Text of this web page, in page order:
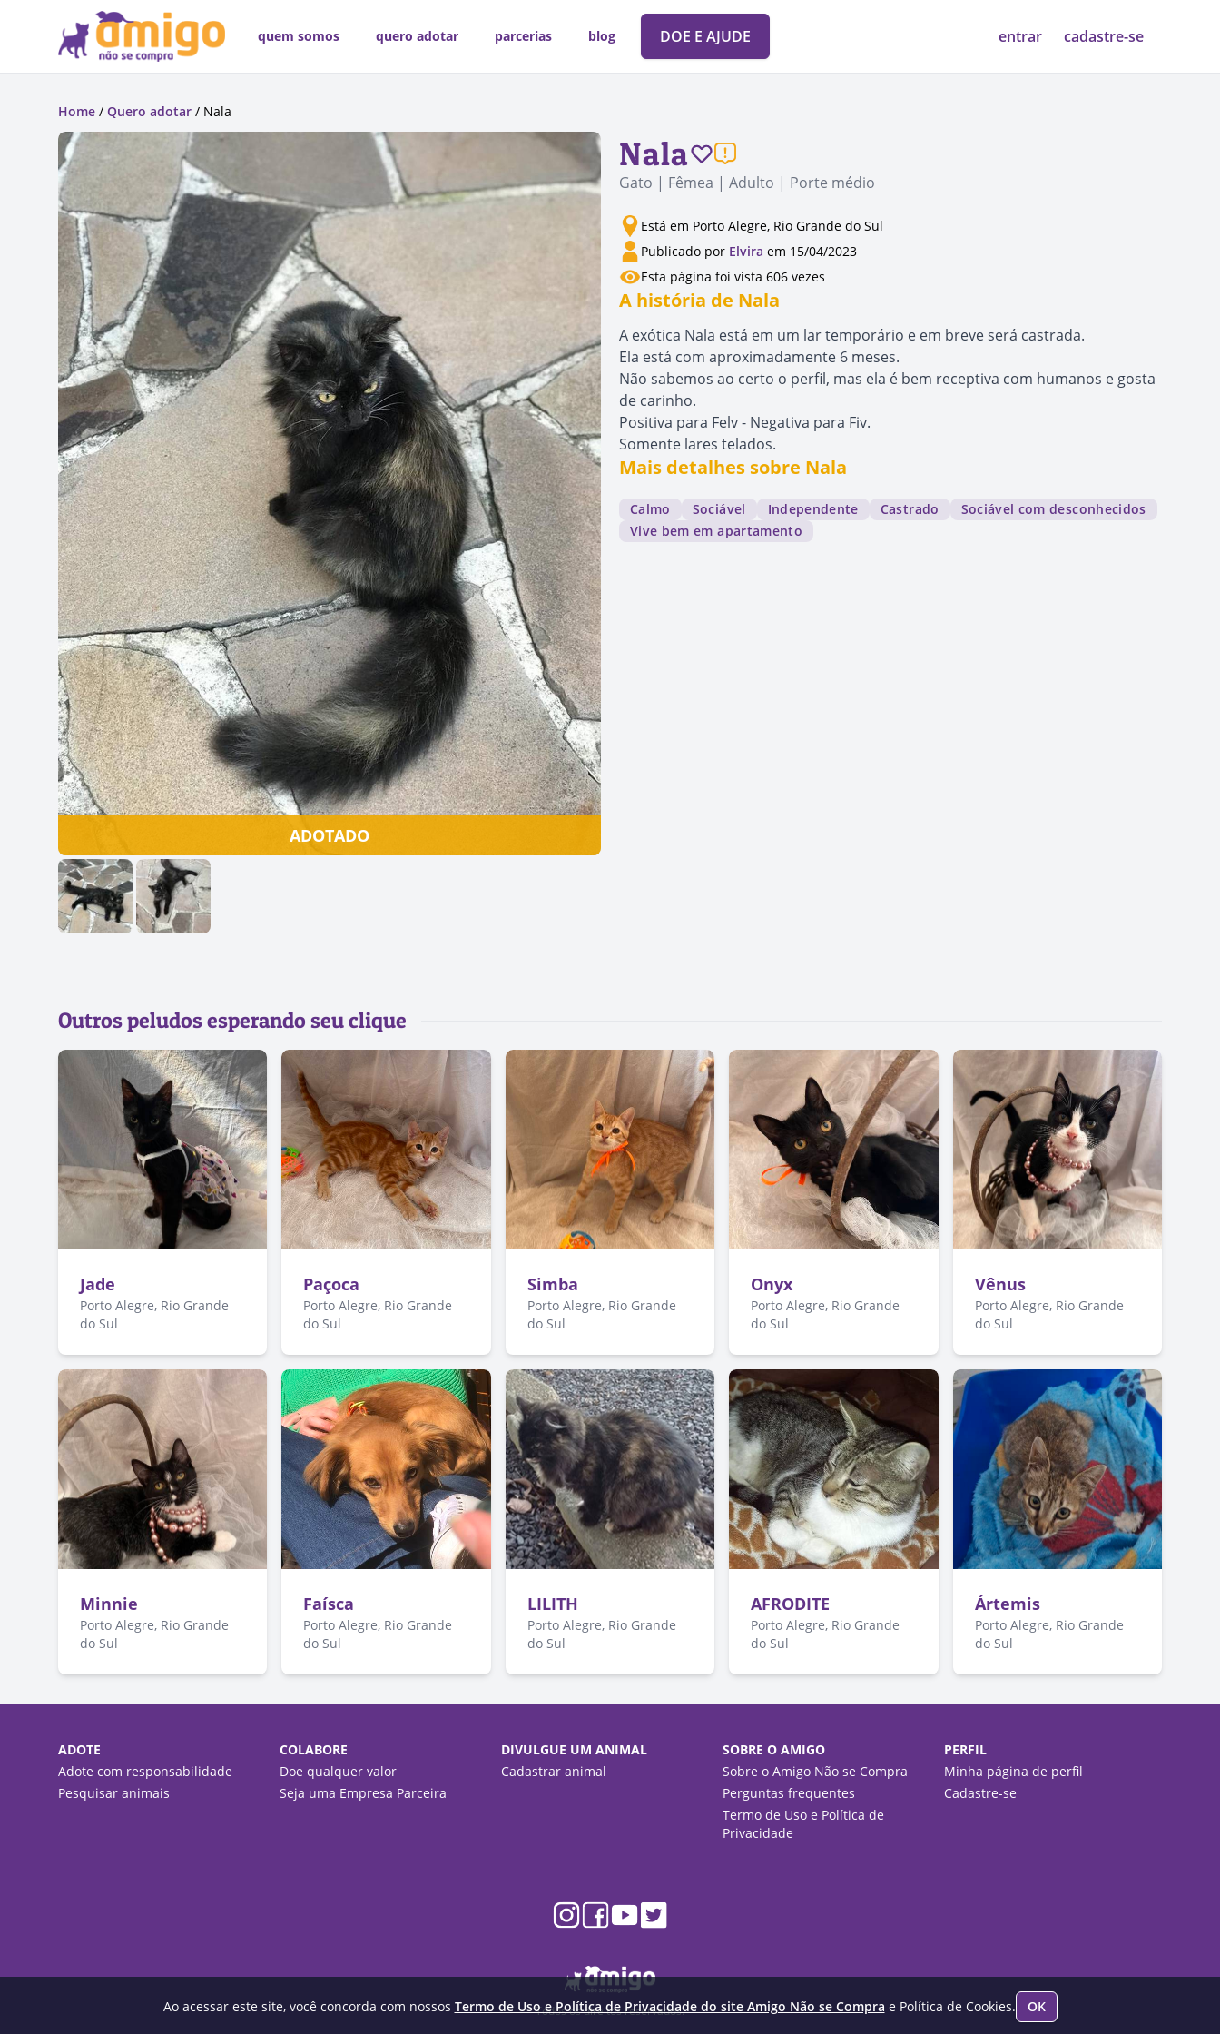
quem somos quero adotar parcerias blog DOE E AJUDE entrar cadastre-se
Home / Quero adotar / Nala
ADOTADO
Nala
Gato | Fêmea | Adulto | Porte médio
Está em Porto Alegre, Rio Grande do Sul
Publicado por Elvira em 15/04/2023
Esta página foi vista 606 vezes
A história de Nala
A exótica Nala está em um lar temporário e em breve será castrada.
Ela está com aproximadamente 6 meses.
Não sabemos ao certo o perfil, mas ela é bem receptiva com humanos e gosta
de carinho.
Positiva para Felv - Negativa para Fiv.
Somente lares telados.
Mais detalhes sobre Nala
Calmo Sociável Independente Castrado
Sociável com desconhecidos
Vive bem em apartamento
Outros peludos esperando seu clique
Jade
Porto Alegre, Rio Grande
do Sul
Paçoca
Porto Alegre, Rio Grande
do Sul
Simba
Porto Alegre, Rio Grande
do Sul
Onyx
Porto Alegre, Rio Grande
do Sul
Vênus
Porto Alegre, Rio Grande
do Sul
Minnie
Porto Alegre, Rio Grande
do Sul
Faísca
Porto Alegre, Rio Grande
do Sul
LILITH
Porto Alegre, Rio Grande
do Sul
AFRODITE
Porto Alegre, Rio Grande
do Sul
Ártemis
Porto Alegre, Rio Grande
do Sul
Ao acessar este site, você concorda com nossos Termo de Uso e Política de Privacidade do site Amigo Não se Compra e Política de Cookies. OK
ADOTE
Adote com responsabilidade
Pesquisar animais
COLABORE
Doe qualquer valor
Seja uma Empresa Parceira
DIVULGUE UM ANIMAL
Cadastrar animal
SOBRE O AMIGO
Sobre o Amigo Não se Compra
Perguntas frequentes
Termo de Uso e Política de
Privacidade
PERFIL
Minha página de perfil
Cadastre-se
Todos os direitos reservados.